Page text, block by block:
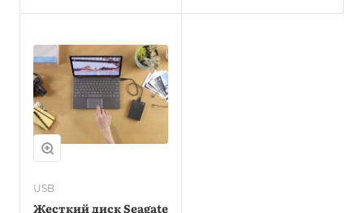
USB
Жесткий диск Seagate